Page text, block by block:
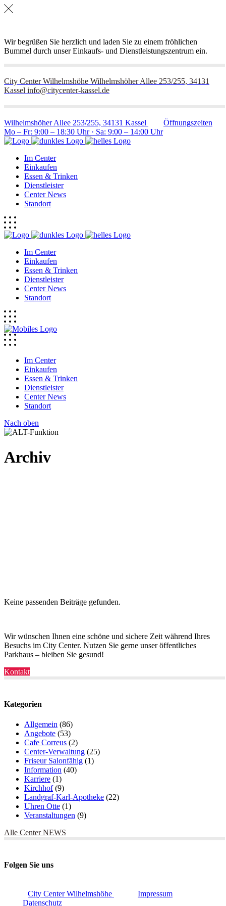
Wir begrüßen Sie herzlich und laden Sie zu einem fröhlichen
Bummel durch unser Einkaufs- und Dienstleistungszentrum ein.
City Center Wilhelmshöhe Wilhelmshöher Allee 253/255, 34131
Kassel info@citycenter-kassel.de
Wilhelmshöher Allee 253/255, 34131 Kassel
Öffnungszeiten
Mo – Fr: 9:00 – 18:30 Uhr · Sa: 9:00 – 14:00 Uhr
Im Center
Einkaufen
Essen & Trinken
Dienstleister
Center News
Standort
Im Center
Einkaufen
Essen & Trinken
Dienstleister
Center News
Standort
Im Center
Einkaufen
Essen & Trinken
Dienstleister
Center News
Standort
Nach oben
Archiv
Keine passenden Beiträge gefunden.
Wir wünschen Ihnen eine schöne und sichere Zeit während Ihres
Besuchs im City Center. Nutzen Sie gerne unser öffentliches
Parkhaus – bleiben Sie gesund!
Kontakt
Kategorien
Allgemein (86)
Angebote (53)
Cafe Correus (2)
Center-Verwaltung (25)
Friseur Salonfähig (1)
Information (40)
Karriere (1)
Kirchhof(9)
Landgraf-Karl-Apotheke (22)
Uhren Otte (1)
Veranstaltungen (9)
Alle Center NEWS
Folgen Sie uns
City Center Wilhelmshöhe
Impressum
Datenschutz